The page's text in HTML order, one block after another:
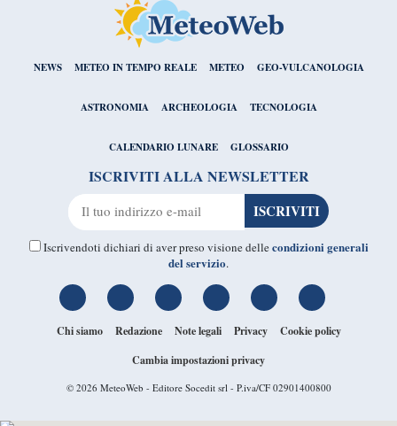
NEWS METEO IN TEMPO REALE METEO GEO-VULCANOLOGIA
ASTRONOMIA ARCHEOLOGIA TECNOLOGIA
CALENDARIO LUNARE GLOSSARIO
ISCRIVITI ALLA NEWSLETTER
Iscrivendoti dichiari di aver preso visione dellecondizioni generali
del servizio.
Chi siamo Redazione Note legali Privacy
Cookie policy
Cambia impostazioni privacy
© 2026 MeteoWeb - Editore Socedit srl - P.iva/CF 02901400800